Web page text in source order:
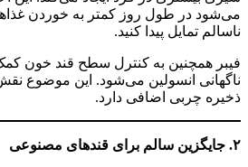
می‌شود در طول روز کمتر به خوردن
ناسالم تمایل پیدا کنید.
فیبر همچنین به کنترل سطح قند خون
ناگهانی انسولین می‌شود. این موضوع
ذخیره چربی اضافی دارد.
۲. جایگزین سالم برای قندهای مصنوعی